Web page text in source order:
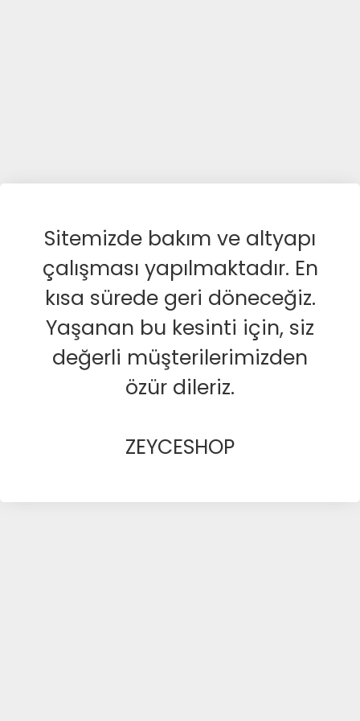
Sitemizde bakım ve altyapı
çalışması yapılmaktadır. En
kısa sürede geri döneceğiz.
Yaşanan bu kesinti için, siz
değerli müşterilerimizden
özür dileriz.
ZEYCESHOP